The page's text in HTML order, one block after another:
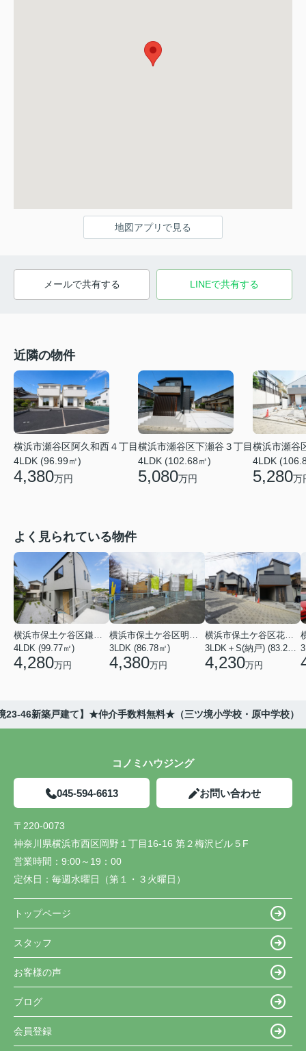
地図アプリで見る
メールで共有する LINEで共有する
近隣の物件
横浜市瀬谷区阿久和西４丁目
4LDK (96.99㎡)
4,380万円
横浜市瀬谷区下瀬谷３丁目
4LDK (102.68㎡)
5,080万円
横浜市瀬谷
4LDK
5,280万
よく見られている物件
横浜市保土ケ谷区鎌谷町
4LDK (99.77㎡)
4,280万円
横浜市保土ケ谷区明神台
3LDK (86.78㎡)
4,380万円
横浜市保土ケ谷区花見台
3LDK＋S(納戸) (83.21㎡)
4,230万円
23-46新築戸建て】★仲介手数料無料★（三ツ境小学校・原中学校）
コノミハウジング
045-594-6613 お問い合わせ
〒220-0073
神奈川県横浜市西区岡野１丁目16-16 第２梅沢ビル５F
営業時間： 9:00～19：00
定休日： 毎週水曜日（第１・３火曜日）
トップページ
スタッフ
お客様の声
ブログ
会員登録